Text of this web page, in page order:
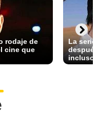
rodaje de
cine que
La
incluso